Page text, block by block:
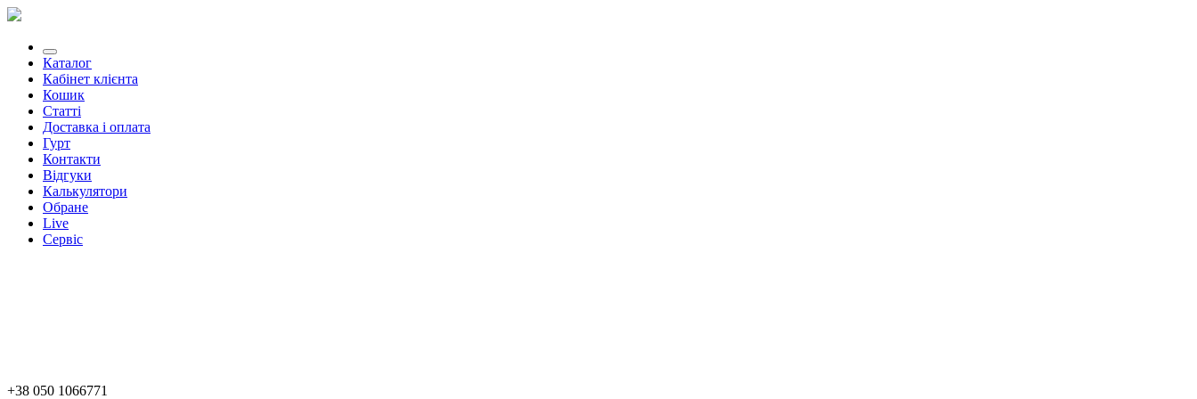
Каталог
Кабінет клієнта
Кошик
Статті
Доставка і оплата
Гурт
Контакти
Відгуки
Калькулятори
Обране
Live
Сервіс
+38 050 1066771